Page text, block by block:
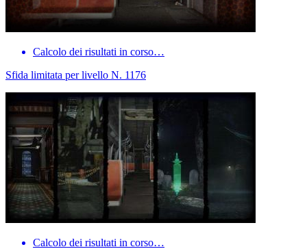
Calcolo dei risultati in corso…
Sfida limitata per livello N. 1176
Calcolo dei risultati in corso…